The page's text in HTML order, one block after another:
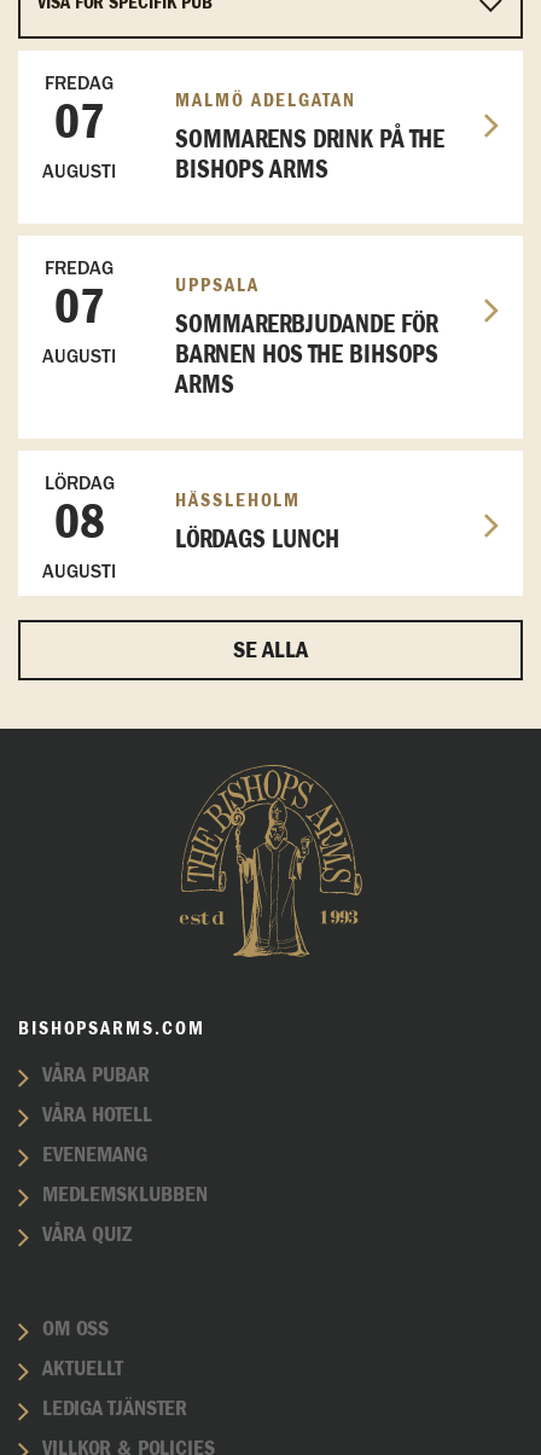
FREDAG
07
AUGUSTI
MALMÖ ADELGATAN
SOMMARENS DRINK PÅ THE
BISHOPS ARMS
FREDAG
07
AUGUSTI
UPPSALA
SOMMARERBJUDANDE FÖR
BARNEN HOS THE BIHSOPS
ARMS
LÖRDAG
08
AUGUSTI
HÄSSLEHOLM
LÖRDAGS LUNCH
SE ALLA
BISHOPSARMS.COM
VÅRA PUBAR
VÅRA HOTELL
EVENEMANG
MEDLEMSKLUBBEN
VÅRA QUIZ
OM OSS
AKTUELLT
LEDIGA TJÄNSTER
VILLKOR & POLICIES